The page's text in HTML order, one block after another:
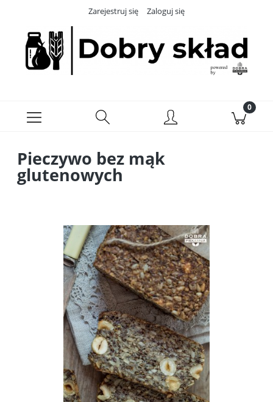
Zarejestruj się Zaloguj się
Pieczywo bez mąk
glutenowych